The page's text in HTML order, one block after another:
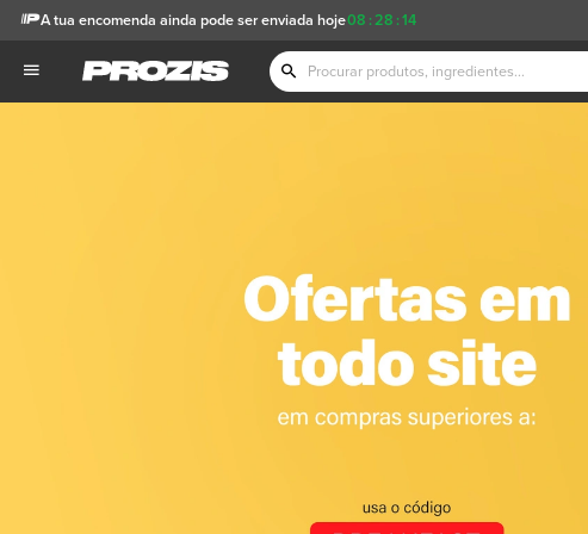
08 :28 :12
A tua encomenda ainda pode ser enviada hoje